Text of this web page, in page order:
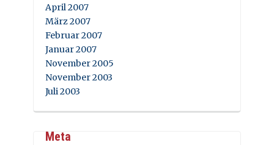
April 2007
März 2007
Februar 2007
Januar 2007
November 2005
November 2003
Juli 2003
Meta